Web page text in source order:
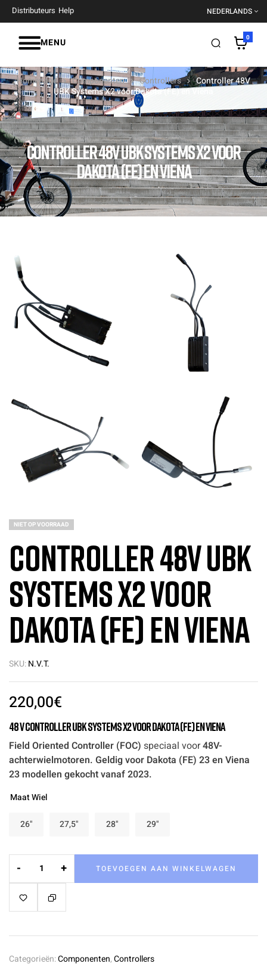
Distributeurs Help NEDERLANDS
MENU 0
CONTROLLER 48V UBK SYSTEMS X2 VOOR
DAKOTA (FE) EN VIENA
Homepage Componenten Controllers
Controller 48V
UBK Systems X2 voor Dakota (FE) en Viena
NIET OP VOORRAAD
Controller 48V UBK
Systems X2 voor
Dakota (FE) en Viena
SKU:N.V.T.
220,00€
48 V Controller UBK Systems X2 voor Dakota (FE) en Viena
Field Oriented Controller (FOC) speciaal voor48V-
achterwielmotoren. Geldig voor Dakota (FE) 23 en Viena
23 modellen gekocht vanaf 2023.
Maat Wiel
26" 27,5" 28" 29"
- + TOEVOEGEN AAN WINKELWAGEN
Categorieën:Componenten,Controllers